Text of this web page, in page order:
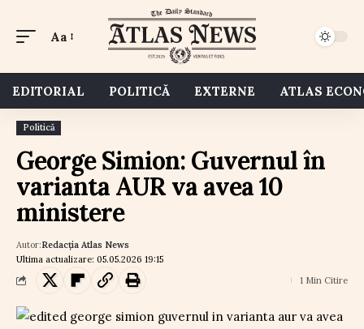
Aa
EDITORIAL POLITICĂ EXTERNE ATLAS
Politică
George Simion: Guvernul în
varianta AUR va avea 10
ministere
Ultima actualizare: 05.05.2026 19:15
Autor:Redacția Atlas News
1 Min Citire